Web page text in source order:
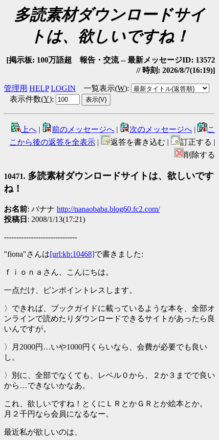
多読素材ダウンロードサイ
トは、欲しいですね！
[掲示板: 100万語超 報告・交流 -- 最新メッセージID: 13572
// 時刻: 2026/8/7(16:19)]
管理用 HELP LOGIN 一覧表示(W):
表示件数(Y):
上へ | 前のメッセージへ | 次のメッセージへ |
こ
こから後の返答を全表示 | 返答を書き込む |
訂正する |
削除する
10471. 多読素材ダウンロードサイトは、欲しいです
ね！
お名前: バナナ http://nanaobaba.blog60.fc2.com/
投稿日 : 2008/1/13(17:21)
------------------------------
"fiona"さんは[url:kb:10468]で書きました:
ｆｉｏｎａさん、こんにちは。
一点だけ、ピンポイントレスします。
〉できれば、ブックガイドに載っているような本を、全部オ
ンラインで読めたりダウンロードできるサイトがあったら良
いんですが。
〉月2000円…いや1000円くらいなら、会費が必要でも良い
し。
〉別に、全部でなくても、レベル０から、２か３までで良い
から…できないかなあ。
これ、欲しいですね！とくにＬＲとかＧＲとか絵本とか。
月２千円なら会員になるなー。
最近私が欲しいのは、